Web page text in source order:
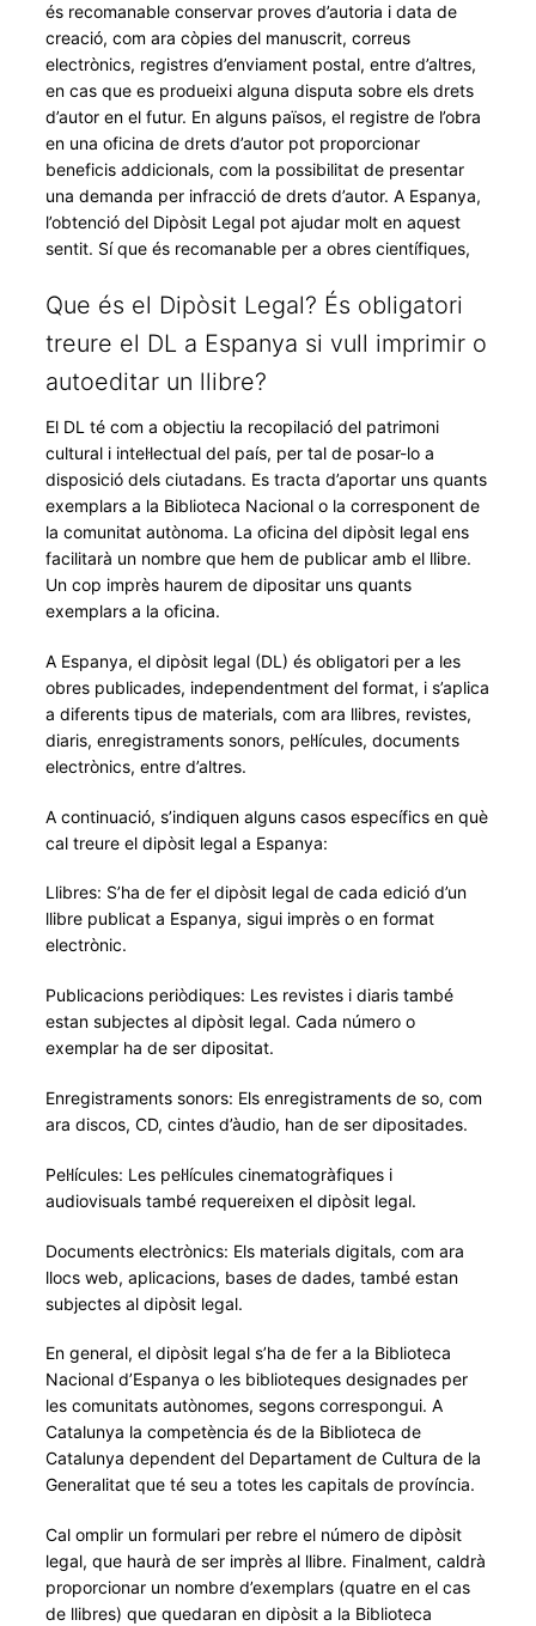
és recomanable conservar proves d’autoria i data de
creació, com ara còpies del manuscrit, correus
electrònics, registres d’enviament postal, entre d’altres,
en cas que es produeixi alguna disputa sobre els drets
d’autor en el futur. En alguns països, el registre de l’obra
en una oficina de drets d’autor pot proporcionar
beneficis addicionals, com la possibilitat de presentar
una demanda per infracció de drets d’autor. A Espanya,
l’obtenció del Dipòsit Legal pot ajudar molt en aquest
sentit. Sí que és recomanable per a obres científiques,
Que és el Dipòsit Legal? És obligatori
treure el DL a Espanya si vull imprimir o
autoeditar un llibre?
El DL té com a objectiu la recopilació del patrimoni
cultural i intel·lectual del país, per tal de posar-lo a
disposició dels ciutadans. Es tracta d’aportar uns quants
exemplars a la Biblioteca Nacional o la corresponent de
la comunitat autònoma. La oficina del dipòsit legal ens
facilitarà un nombre que hem de publicar amb el llibre.
Un cop imprès haurem de dipositar uns quants
exemplars a la oficina.
A Espanya, el dipòsit legal (DL) és obligatori per a les
obres publicades, independentment del format, i s’aplica
a diferents tipus de materials, com ara llibres, revistes,
diaris, enregistraments sonors, pel·lícules, documents
electrònics, entre d’altres.
A continuació, s’indiquen alguns casos específics en què
cal treure el dipòsit legal a Espanya:
Llibres: S’ha de fer el dipòsit legal de cada edició d’un
llibre publicat a Espanya, sigui imprès o en format
electrònic.
Publicacions periòdiques: Les revistes i diaris també
estan subjectes al dipòsit legal. Cada número o
exemplar ha de ser dipositat.
Enregistraments sonors: Els enregistraments de so, com
ara discos, CD, cintes d’àudio, han de ser dipositades.
Pel·lícules: Les pel·lícules cinematogràfiques i
audiovisuals també requereixen el dipòsit legal.
Documents electrònics: Els materials digitals, com ara
llocs web, aplicacions, bases de dades, també estan
subjectes al dipòsit legal.
En general, el dipòsit legal s’ha de fer a la Biblioteca
Nacional d’Espanya o les biblioteques designades per
les comunitats autònomes, segons correspongui. A
Catalunya la competència és de la Biblioteca de
Catalunya dependent del Departament de Cultura de la
Generalitat que té seu a totes les capitals de província.
Cal omplir un formulari per rebre el número de dipòsit
legal, que haurà de ser imprès al llibre. Finalment, caldrà
proporcionar un nombre d’exemplars (quatre en el cas
de llibres) que quedaran en dipòsit a la Biblioteca